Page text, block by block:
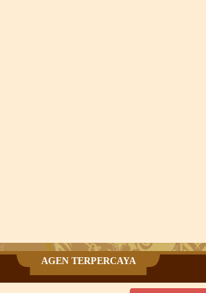
AGEN TERPERCAYA